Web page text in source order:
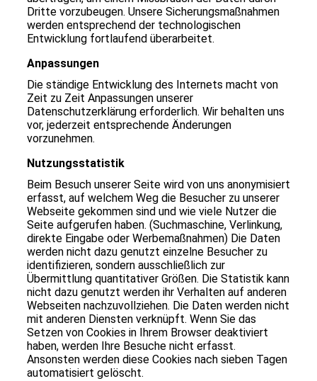
Dritte vorzubeugen. Unsere Sicherungsmaßnahmen
werden entsprechend der technologischen
Entwicklung fortlaufend überarbeitet.
Anpassungen
Die ständige Entwicklung des Internets macht von
Zeit zu Zeit Anpassungen unserer
Datenschutzerklärung erforderlich. Wir behalten uns
vor, jederzeit entsprechende Änderungen
vorzunehmen.
Nutzungsstatistik
Beim Besuch unserer Seite wird von uns anonymisiert
erfasst, auf welchem Weg die Besucher zu unserer
Webseite gekommen sind und wie viele Nutzer die
Seite aufgerufen haben. (Suchmaschine, Verlinkung,
direkte Eingabe oder Werbemaßnahmen) Die Daten
werden nicht dazu genutzt einzelne Besucher zu
identifizieren, sondern ausschließlich zur
Übermittlung quantitativer Größen. Die Statistik kann
nicht dazu genutzt werden ihr Verhalten auf anderen
Webseiten nachzuvollziehen. Die Daten werden nicht
mit anderen Diensten verknüpft. Wenn Sie das
Setzen von Cookies in Ihrem Browser deaktiviert
haben, werden Ihre Besuche nicht erfasst.
Ansonsten werden diese Cookies nach sieben Tagen
automatisiert gelöscht.